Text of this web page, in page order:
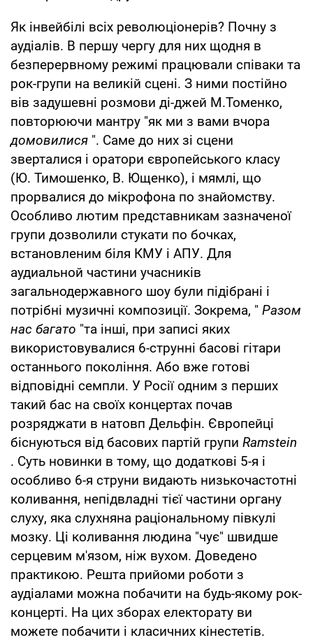
Як інвейбілі всіх революціонерів? Почну з
аудіалів. В першу чергу для них щодня в
безперервному режимі працювали співаки та
рок-групи на великій сцені. З ними постійно
вів задушевні розмови ді-джей М.Томенко,
повторюючи мантру "як ми з вами вчора
домовилися ". Саме до них зі сцени
зверталися і оратори європейського класу
(Ю. Тимошенко, В. Ющенко), і мямлі, що
прорвалися до мікрофона по знайомству.
Особливо лютим представникам зазначеної
групи дозволили стукати по бочках,
встановленим біля КМУ і АПУ. Для
аудиальной частини учасників
загальнодержавного шоу були підібрані і
потрібні музичні композиції. Зокрема, " Разом
нас багато "та інші, при записі яких
використовувалися 6-струнні басові гітари
останнього покоління. Або вже готові
відповідні семпли. У Росії одним з перших
такий бас на своїх концертах почав
розряджати в натовп Дельфін. Європейці
біснуються від басових партій групи Ramstein
. Суть новинки в тому, що додаткові 5-я і
особливо 6-я струни видають низькочастотні
коливання, непідвладні тієї частини органу
слуху, яка слухняна раціональному півкулі
мозку. Ці коливання людина "чує" швидше
серцевим м'язом, ніж вухом. Доведено
практикою. Решта прийоми роботи з
аудіалами можна побачити на будь-якому рок-
концерті. На цих зборах електорату ви
можете побачити і класичних кінестетів.